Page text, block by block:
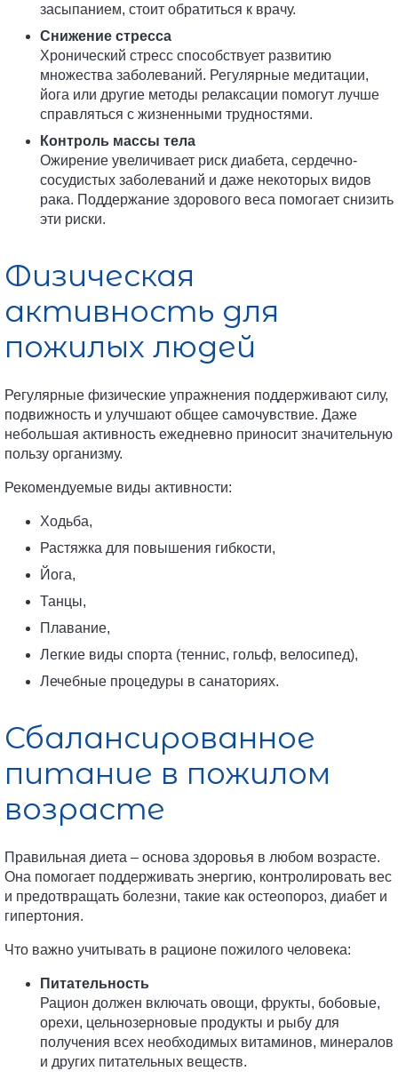
засыпанием, стоит обратиться к врачу.
Снижение стресса
Хронический стресс способствует развитию
множества заболеваний. Регулярные медитации,
йога или другие методы релаксации помогут лучше
справляться с жизненными трудностями.
Контроль массы тела
Ожирение увеличивает риск диабета, сердечно-
сосудистых заболеваний и даже некоторых видов
рака. Поддержание здорового веса помогает снизить
эти риски.
Физическая
активность для
пожилых людей
Регулярные физические упражнения поддерживают силу,
подвижность и улучшают общее самочувствие. Даже
небольшая активность ежедневно приносит значительную
пользу организму.
Рекомендуемые виды активности:
Ходьба,
Растяжка для повышения гибкости,
Йога,
Танцы,
Плавание,
Легкие виды спорта (теннис, гольф, велосипед),
Лечебные процедуры в санаториях.
Сбалансированное
питание в пожилом
возрасте
Правильная диета – основа здоровья в любом возрасте.
Она помогает поддерживать энергию, контролировать вес
и предотвращать болезни, такие как остеопороз, диабет и
гипертония.
Что важно учитывать в рационе пожилого человека:
Питательность
Рацион должен включать овощи, фрукты, бобовые,
орехи, цельнозерновые продукты и рыбу для
получения всех необходимых витаминов, минералов
и других питательных веществ.